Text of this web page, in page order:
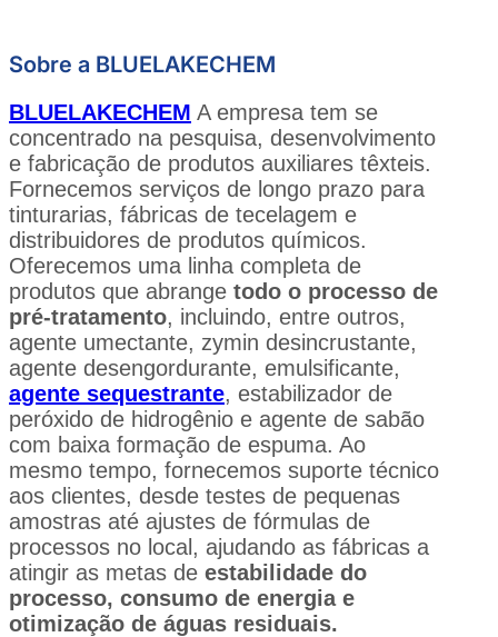
Sobre a BLUELAKECHEM
BLUELAKECHEM A empresa tem se
concentrado na pesquisa, desenvolvimento
e fabricação de produtos auxiliares têxteis.
Fornecemos serviços de longo prazo para
tinturarias, fábricas de tecelagem e
distribuidores de produtos químicos.
Oferecemos uma linha completa de
produtos que abrange todo o processo de
pré-tratamento, incluindo, entre outros,
agente umectante, zymin desincrustante,
agente desengordurante, emulsificante,
agente sequestrante, estabilizador de
peróxido de hidrogênio e agente de sabão
com baixa formação de espuma. Ao
mesmo tempo, fornecemos suporte técnico
aos clientes, desde testes de pequenas
amostras até ajustes de fórmulas de
processos no local, ajudando as fábricas a
atingir as metas de estabilidade do
processo, consumo de energia e
otimização de águas residuais.